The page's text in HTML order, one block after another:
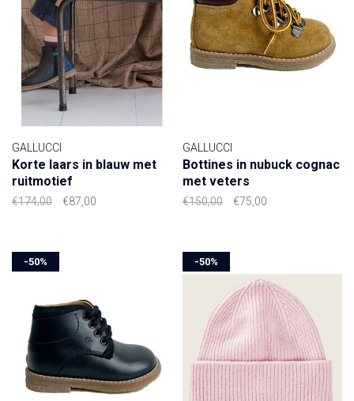
GALLUCCI
Korte laars in blauw met
ruitmotief
€174,00 €87,00
GALLUCCI
Bottines in nubuck cognac
met veters
€150,00 €75,00
-50% -50%